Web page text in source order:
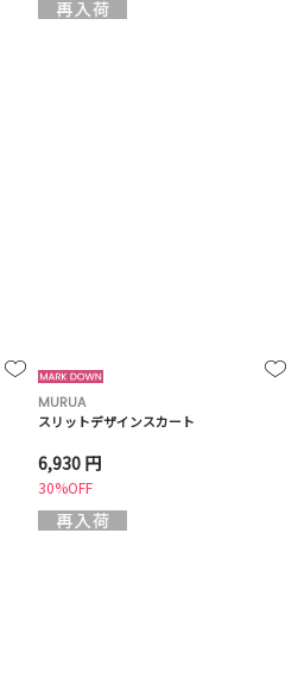
MURUA
スリットデザインスカート
6,930 円
30%OFF